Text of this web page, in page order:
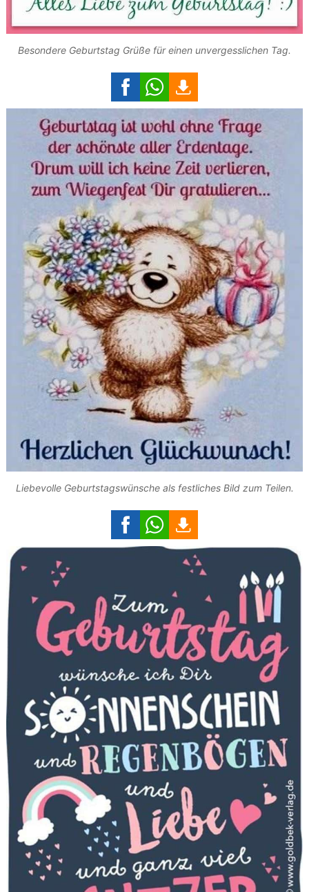
Besondere Geburtstag Grüße für einen unvergesslichen Tag.
Liebevolle Geburtstagswünsche als festliches Bild zum Teilen.